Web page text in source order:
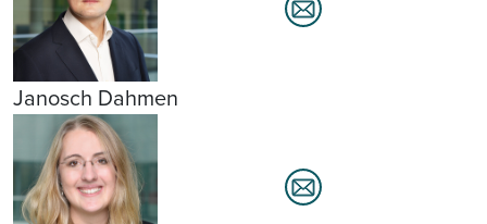
Janosch Dahmen